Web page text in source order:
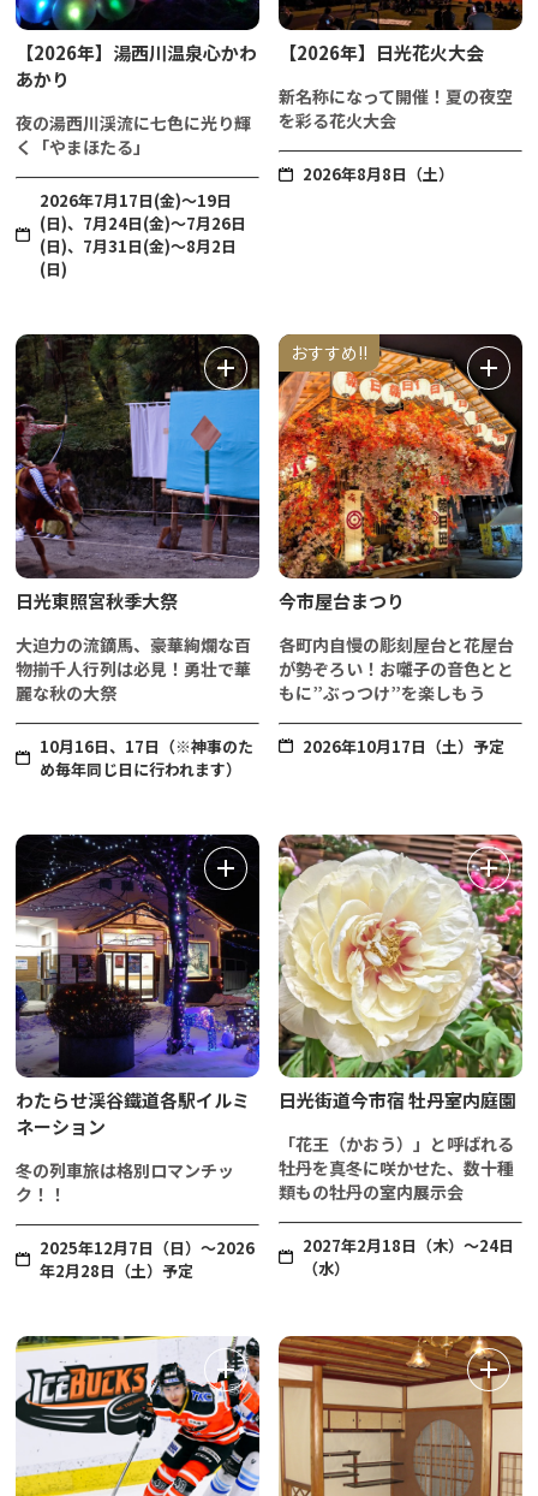
【2026年】湯西川温泉心かわ
あかり
夜の湯西川渓流に七色に光り輝
く「やまほたる」
2026年7月17日(金)～19日
(日)、7月24日(金)～7月26日
(日)、7月31日(金)～8月2日
(日)
【2026年】日光花火大会
新名称になって開催！夏の夜空
を彩る花火大会
2026年8月8日（土）
日光東照宮秋季大祭
大迫力の流鏑馬、豪華絢爛な百
物揃千人行列は必見！勇壮で華
麗な秋の大祭
10月16日、17日（※神事のた
め毎年同じ日に行われます）
おすすめ!!
今市屋台まつり
各町内自慢の彫刻屋台と花屋台
が勢ぞろい！お囃子の音色とと
もに”ぶっつけ”を楽しもう
2026年10月17日（土）予定
わたらせ渓谷鐵道各駅イルミ
ネーション
冬の列車旅は格別ロマンチッ
ク！！
2025年12月7日（日）～2026
年2月28日（土）予定
日光街道今市宿 牡丹室内庭園
「花王（かおう）」と呼ばれる
牡丹を真冬に咲かせた、数十種
類もの牡丹の室内展示会
2027年2月18日（木）～24日
（水）